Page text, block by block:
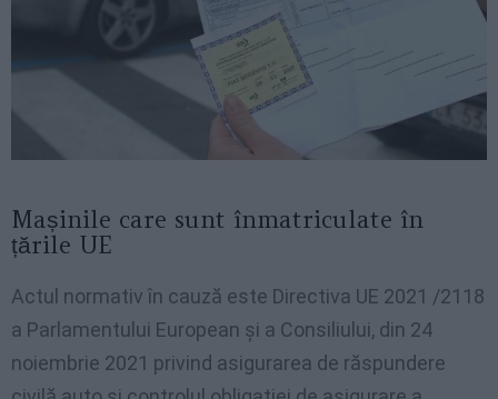
Mașinile care sunt înmatriculate în
țările UE
Actul normativ în cauză este Directiva UE 2021 /2118
a Parlamentului European și a Consiliului, din 24
noiembrie 2021 privind asigurarea de răspundere